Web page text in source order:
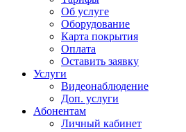
Об услуге
Оборудование
Карта покрытия
Оплата
Оставить заявку
Услуги
Видеонаблюдение
Доп. услуги
Абонентам
Личный кабинет